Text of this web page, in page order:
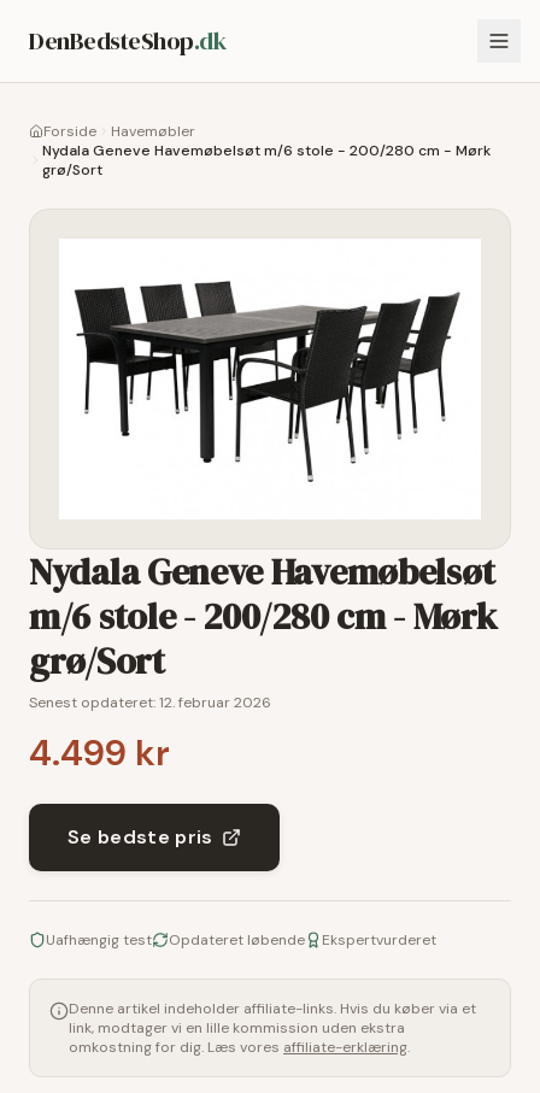
DenBedsteShop.dk
Forside
Havemøbler
Nydala Geneve Havemøbelsøt m/6 stole - 200/280 cm - Mørk
grø/Sort
Nydala Geneve Havemøbelsøt
m/6 stole - 200/280 cm - Mørk
grø/Sort
Senest opdateret:12. februar 2026
4.499 kr
Se bedste pris
Uafhængig test Opdateret løbende Ekspertvurderet
Denne artikel indeholder affiliate-links. Hvis du køber via et
link, modtager vi en lille kommission uden ekstra
omkostning for dig. Læs vores affiliate-erklæring.